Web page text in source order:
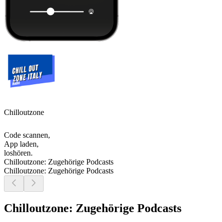
Chilloutzone
Code scannen,
App laden,
loshören.
Chilloutzone: Zugehörige Podcasts
Chilloutzone: Zugehörige Podcasts
Chilloutzone: Zugehörige Podcasts